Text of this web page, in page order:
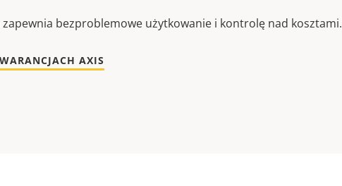
zapewnia bezproblemowe użytkowanie i kontrolę nad kosztami.
AXIS